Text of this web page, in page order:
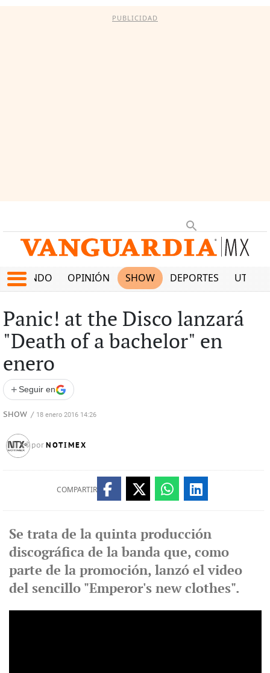
PUBLICIDAD
MUNDO OPINIÓN SHOW DEPORTES
Panic! at the Disco lanzará
"Death of a bachelor" en
enero
+ Seguir en
SHOW / 18 enero 2016 14:26
por NOTIMEX
COMPARTIR
Se trata de la quinta producción
discográfica de la banda que, como
parte de la promoción, lanzó el video
del sencillo "Emperor's new clothes".